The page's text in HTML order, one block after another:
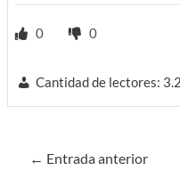
0 0
Cantidad de lectores:
← Entrada anterior